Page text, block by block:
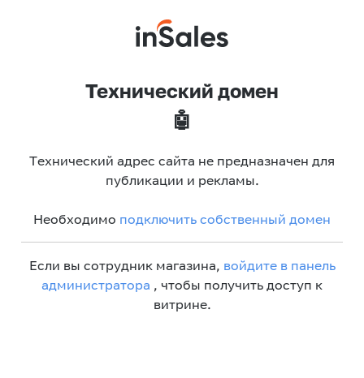
Технический домен
🤖
Технический адрес сайта не предназначен для
публикации и рекламы.
Необходимо подключить собственный домен
Если вы сотрудник магазина, войдите в панель
администратора , чтобы получить доступ к
витрине.